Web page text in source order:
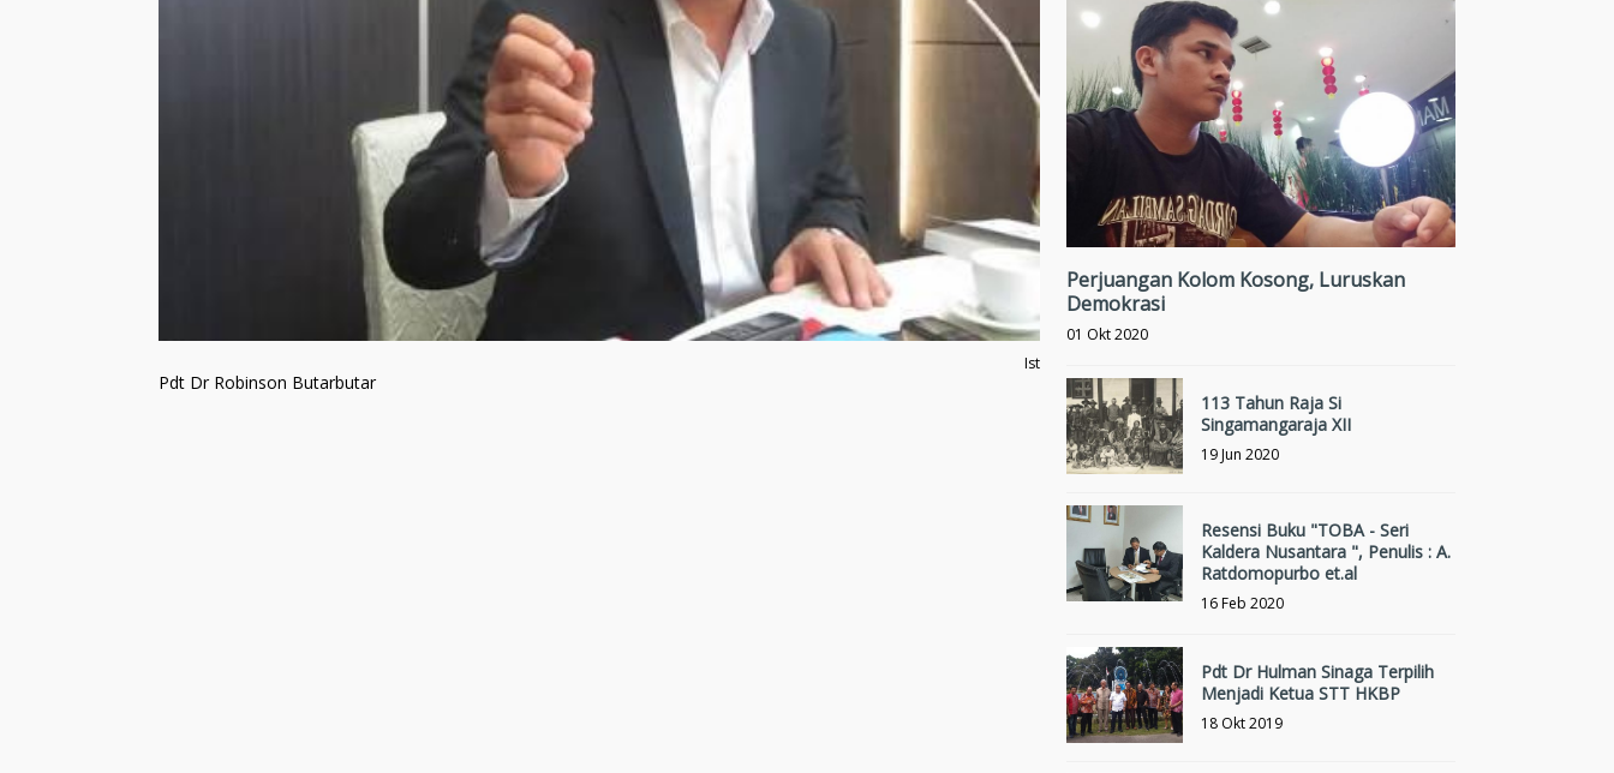
Ist
Pdt Dr Robinson Butarbutar
Perjuangan Kolom Kosong, Luruskan
Demokrasi
01 Okt 2020
113 Tahun Raja Si
Singamangaraja XII
19 Jun 2020
Resensi Buku "TOBA - Seri
Kaldera Nusantara ", Penulis : A.
Ratdomopurbo et.al
16 Feb 2020
Pdt Dr Hulman Sinaga Terpilih
Menjadi Ketua STT HKBP
18 Okt 2019